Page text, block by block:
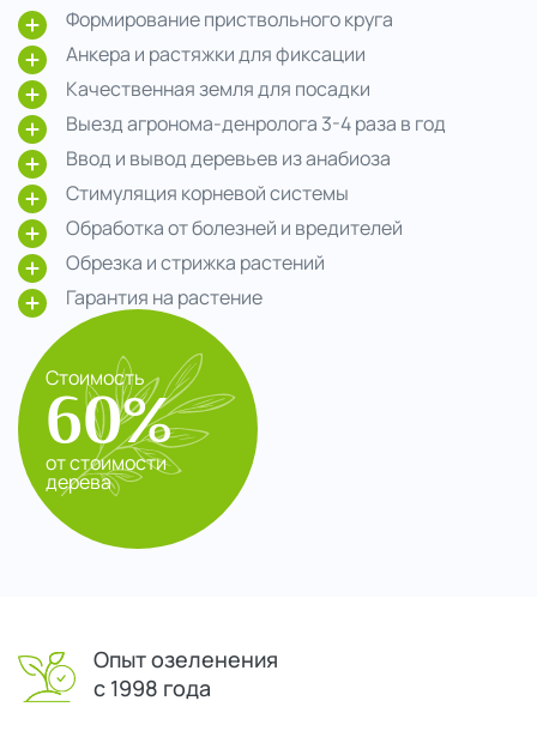
Формирование приствольного круга
Анкера и растяжки для фиксации
Качественная земля для посадки
Выезд агронома-денролога 3-4 раза в год
Ввод и вывод деревьев из анабиоза
Стимуляция корневой системы
Обработка от болезней и вредителей
Обрезка и стрижка растений
Гарантия на растение
Стоимость
60%
от стоимости
дерева
Опыт озеленения
с 1998 года